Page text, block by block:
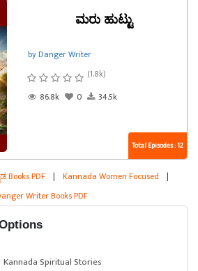
ಮರು ಹುಟ್ಟು
by Danger Writer
(1.8k)
86.8k
0 34.5k
Total Episodes : 12
Books PDF | Kannada Women Focused |
Writer Books PDF
Kannada Spiritual Stories